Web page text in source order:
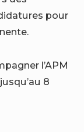
pour
l’APM
8